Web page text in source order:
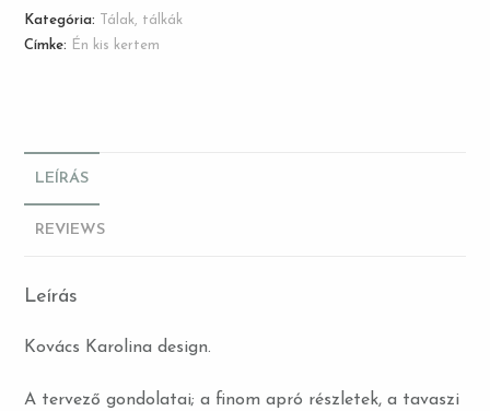
Kategória:
Tálak, tálkák
Címke:
Én kis kertem
LEÍRÁS
REVIEWS
Leírás
Kovács Karolina design.
A tervező gondolatai; a finom apró részletek, a tavaszi